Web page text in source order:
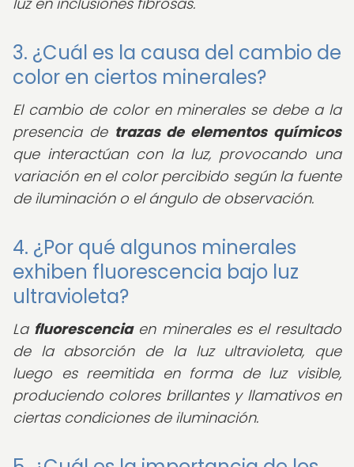
3. ¿Cuál es la causa del cambio de
color en ciertos minerales?
El cambio de color en minerales se debe a la
presencia de trazas de elementos químicos
que interactúan con la luz, provocando una
variación en el color percibido según la fuente
de iluminación o el ángulo de observación.
4. ¿Por qué algunos minerales
exhiben fluorescencia bajo luz
ultravioleta?
La fluorescenciaen minerales es el resultado
de la absorción de la luz ultravioleta, que
luego es reemitida en forma de luz visible,
produciendo colores brillantes y llamativos en
ciertas condiciones de iluminación.